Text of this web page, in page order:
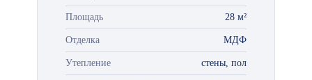
Площадь 28 м²
Отделка МДФ
Утепление стены, пол